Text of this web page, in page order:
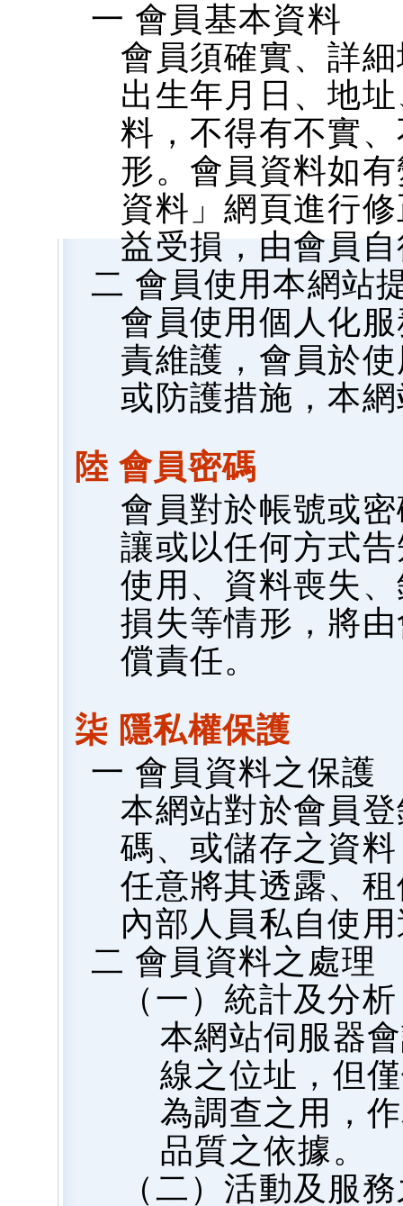
一 會員基本資料
會員須確實、詳
出生年月日、地
料，不得有不實
形。會員資料如
資料」網頁進行
益受損，由會員
二 會員使用本網站
會員使用個人化
責維護，會員於
或防護措施，本
陸 會員密碼
會員對於帳號或
讓或以任何方式
使用、資料喪失
損失等情形，將
償責任。
柒 隱私權保護
一 會員資料之保護
本網站對於會員
碼、或儲存之資
任意將其透露、
內部人員私自使
二 會員資料之處理
（一）統計及分析
本網站伺服器
線之位址，但
為調查之用，
品質之依據。
（二）活動及服